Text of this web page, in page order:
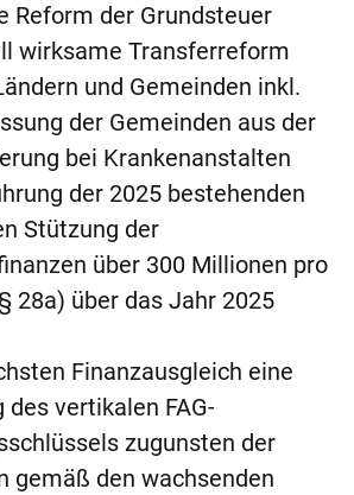
Reform der Grundsteuer
wirksame Transferreform
und Gemeinden inkl.
der Gemeinden aus der
bei Krankenanstalten
der 2025 bestehenden
Stützung der
über 300 Millionen pro
28a) über das Jahr 2025
Finanzausgleich eine
des vertikalen FAG-
zugunsten der
gemäß den wachsenden